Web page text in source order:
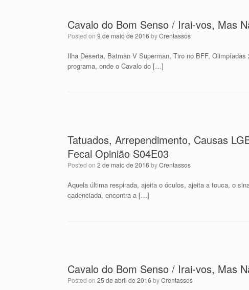
Cavalo do Bom Senso / Irai-vos, Mas
Posted on 9 de maio de 2016 byCrentassos
Ilha Deserta, Batman V Superman, Tiro no BFF,
programa, onde o Cavalo do […]
Tatuados, Arrependimento, Causas
Fecal Opinião S04E03
Posted on 2 de maio de 2016 byCrentassos
Aquela última respirada, ajeita o óculos, ajeita a touca, o
cadenciada, encontra a […]
Cavalo do Bom Senso / Irai-vos, Mas
Posted on 25 de abril de 2016 byCrentassos